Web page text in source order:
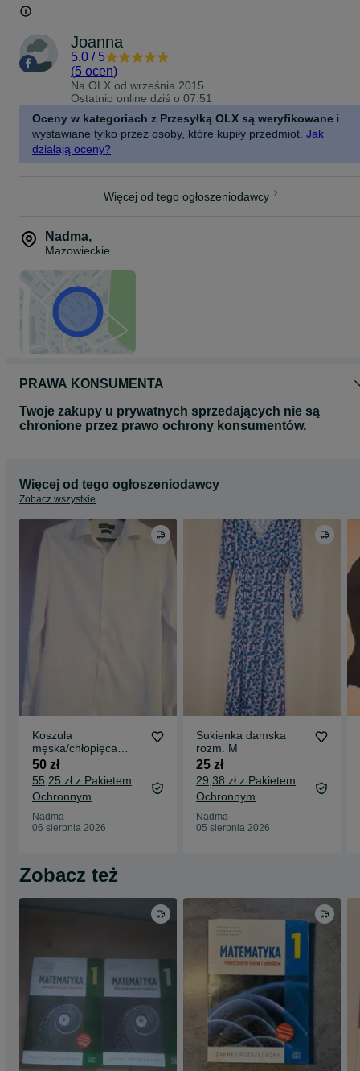
Joanna
5.0 / 5
(5 ocen)
Na OLX od września 2015
Ostatnio online dziś o 07:51
Oceny w kategoriach z Przesyłką OLX są weryfikowane i
wystawiane tylko przez osoby, które kupiły przedmiot. Jak
działają oceny?
Więcej od tego ogłoszeniodawcy
Nadma,
Mazowieckie
PRAWA KONSUMENTA
Twoje zakupy u prywatnych sprzedających nie są
chronione przez prawo ochrony konsumentów.
Więcej od tego ogłoszeniodawcy
Zobacz wszystkie
Koszula
męska/chłopięca
rozm S
50 zł
55,25 zł z Pakietem
Ochronnym
Nadma
06 sierpnia 2026
Sukienka damska
rozm. M
25 zł
29,38 zł z Pakietem
Ochronnym
Nadma
05 sierpnia 2026
Zobacz też